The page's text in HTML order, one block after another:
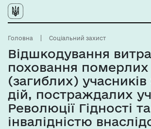
Головна Соціальний захист
Відшкодування
поховання померлих
(загиблих)
дій, постраждалих
Революції Гідності
інвалідністю